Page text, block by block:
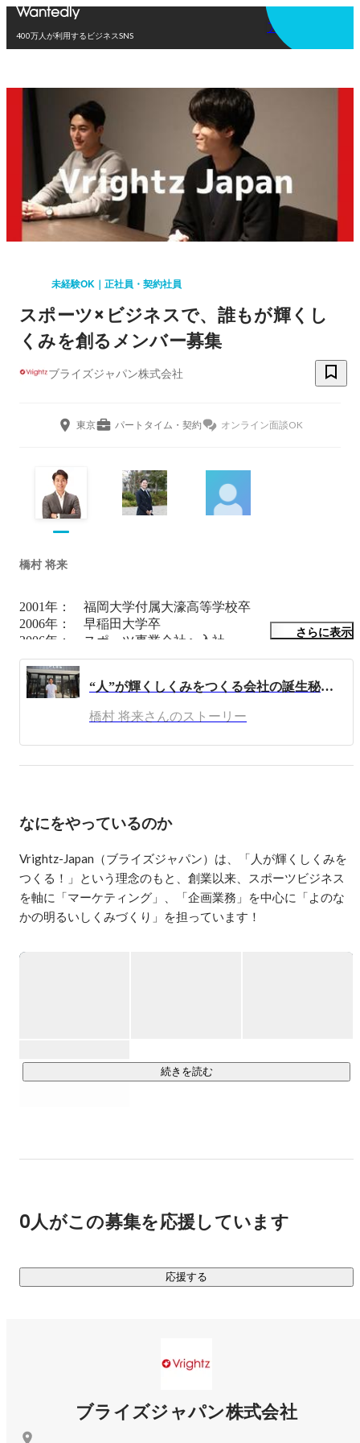
400万人が利用するビジネスSNS
アプリを使う
未経験OK｜正社員・契約社員
スポーツ×ビジネスで、誰もが輝くし
くみを創るメンバー募集
ブライズジャパン株式会社
東京 パートタイム・契約 オンライン面談OK
橋村 将来
2001年：　福岡大学付属大濠高等学校卒
2006年：　早稲田大学卒
2006年：　スポーツ事業会社へ入社
2015年：　同社退社
2015年：　ブライズジャパン㈱創業　現在に至る
さらに表示
“人”が輝くしくみをつくる会社の誕生秘話！
橋村 将来さんのストーリー
なにをやっているのか
Vrightz-Japan（ブライズジャパン）は、「人が輝くしくみを
つくる！」という理念のもと、創業以来、スポーツビジネス
を軸に「マーケティング」、「企画業務」を中心に「よのな
かの明るいしくみづくり」を担っています！
コトをつくりあげ、ココロオドル仕事を創出することを心掛
続きを読む
0人がこの募集を応援しています
応援する
ブライズジャパン株式会社